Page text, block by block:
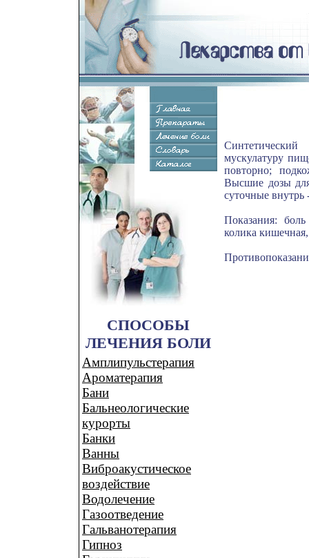
СПОСОБЫ
ЛЕЧЕНИЯ БОЛИ
Амплипульстерапия
Ароматерапия
Бани
Бальнеологические
курорты
Банки
Ванны
Виброакустическое
воздействие
Водолечение
Газоотведение
Гальванотерапия
Гипноз
Синтетический
мускулатуру
повторно;
Высшие дозы
суточные внутрь
Показания:
колика